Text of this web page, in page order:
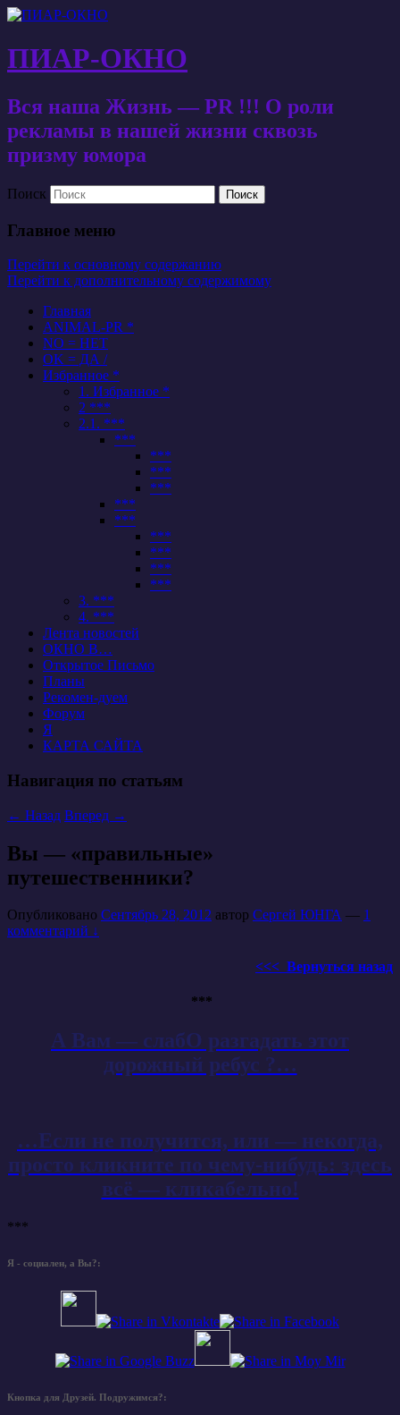
ПИАР-ОКНО
Вся наша Жизнь — PR !!! О роли
рекламы в нашей жизни сквозь
призму юмора
Поиск
Главное меню
Перейти к основному содержанию
Перейти к дополнительному содержимому
Главная
ANIMAL-PR *
NO = НЕТ
OK = ДА /
Избранное *
1. Избранное *
2 ***
2.1. ***
***
***
***
***
***
***
***
***
***
***
3. ***
4. ***
Лента новостей
ОКНО В…
Открытое Письмо
Планы
Рекомен-дуем
Форум
Я
КАРТА САЙТА
Навигация по статьям
← Назад Вперед →
Вы — «правильные»
путешественники?
Опубликовано Сентябрь 28, 2012 автор Сергей ЮНГА — 1
комментарий ↓
<<< Вернуться назад
***
А Вам — слабО разгадать этот
дорожный ребус ?…
…Если не получится, или — некогда,
просто кликните по чему-нибудь: здесь
всё — кликабельно!
***
Я - социален, а Вы?:
Кнопка для Друзей. Подружимся?: